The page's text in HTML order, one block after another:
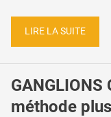
LIRE LA SUITE
GANGLIONS
méthode